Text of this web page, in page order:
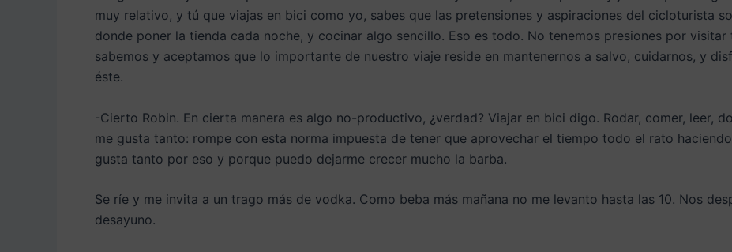
muy relativo, y tú que viajas en bici como yo, sabes que las pretensiones y aspiraciones del cicloturista
donde poner la tienda cada noche, y cocinar algo sencillo. Eso es todo. No tenemos presiones por
sabemos y aceptamos que lo importante de nuestro viaje reside en mantenernos a salvo, cuidarnos, y
éste.
-Cierto Robin. En cierta manera es algo no-productivo, ¿verdad? Viajar en bici digo. Rodar, comer, leer,
me gusta tanto: rompe con esta norma impuesta de tener que aprovechar el tiempo todo el rato
gusta tanto por eso y porque puedo dejarme crecer mucho la barba.
Se ríe y me invita a un trago más de vodka. Como beba más mañana no me levanto hasta las 10. Nos
desayuno.